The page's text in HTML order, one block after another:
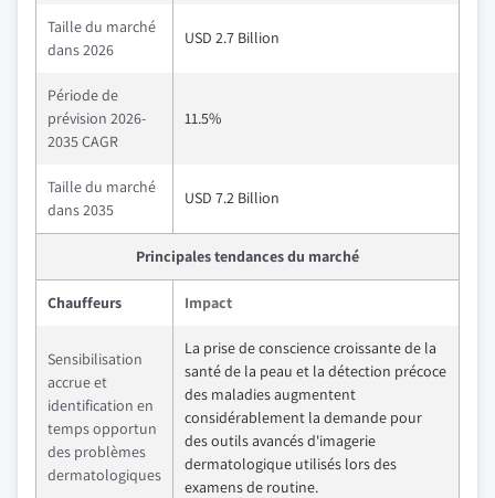
Taille du marché
dans 2026
USD 2.7 Billion
Période de
prévision 2026-
2035 CAGR
11.5%
Taille du marché
dans 2035
USD 7.2 Billion
Principales tendances du marché
Chauffeurs Impact
Sensibilisation
accrue et
identification en
temps opportun
des problèmes
dermatologiques
La prise de conscience croissante de la
santé de la peau et la détection précoce
des maladies augmentent
considérablement la demande pour
des outils avancés d'imagerie
dermatologique utilisés lors des
examens de routine.